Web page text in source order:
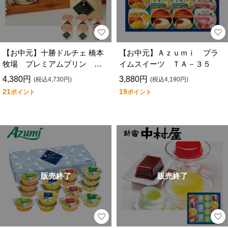
【お中元】十勝ドルチェ 橋本
牧場 プレミアムプリン Ｔ
ＢＳＰＰ－６
4,380円 (税込4,730円)
21ポイント
【お中元】Ａｚｕｍｉ プラ
イムスイーツ ＴＡ－３５
3,880円 (税込4,190円)
19ポイント
販売終了 販売終了